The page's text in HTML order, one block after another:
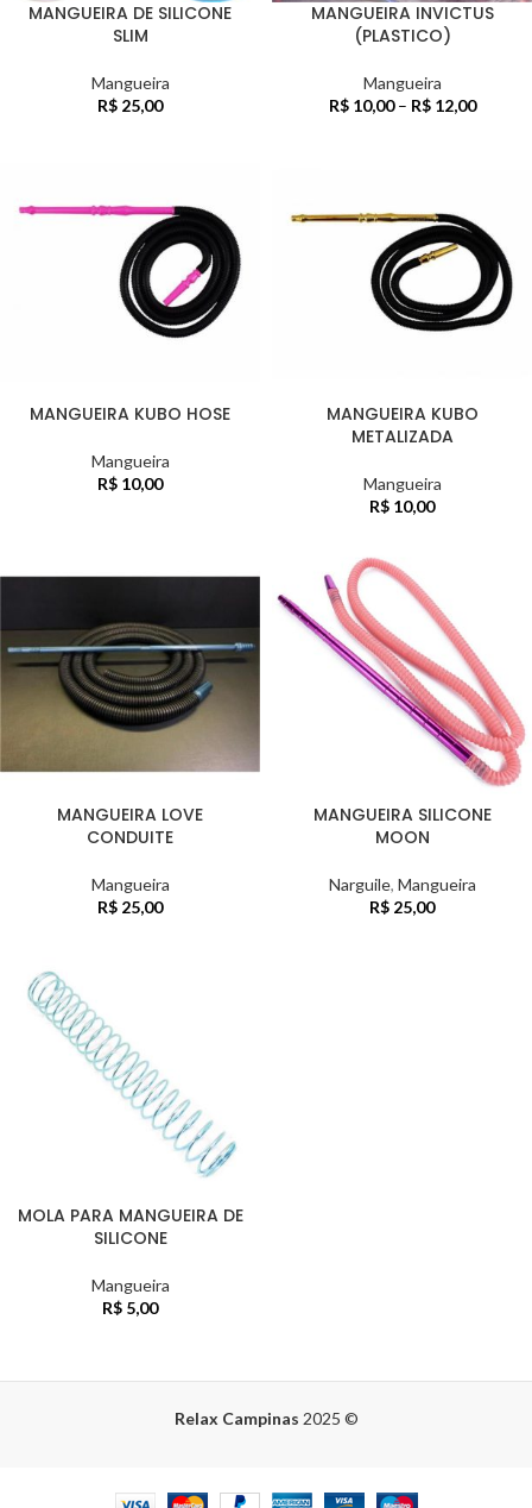
MANGUEIRA DE SILICONE
SLIM
Mangueira
R$ 25,00
MANGUEIRA INVICTUS
(PLASTICO)
Mangueira
R$10,00 – R$12,00
MANGUEIRA KUBO HOSE
Mangueira
R$ 10,00
MANGUEIRA KUBO
METALIZADA
Mangueira
R$ 10,00
MANGUEIRA LOVE
CONDUITE
Mangueira
R$ 25,00
MANGUEIRA SILICONE
MOON
Narguile, Mangueira
R$ 25,00
MOLA PARA MANGUEIRA DE
SILICONE
Mangueira
R$ 5,00
Relax Campinas 2025 ©